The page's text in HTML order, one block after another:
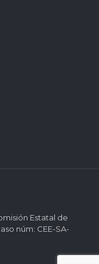
Estatal de
núm: CEE-SA-